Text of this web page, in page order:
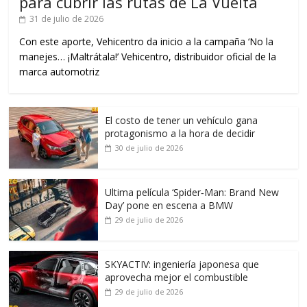
31 de julio de 2026
Con este aporte, Vehicentro da inicio a la campaña ‘No la
manejes… ¡Maltrátala!’ Vehicentro, distribuidor oficial de la
marca automotriz
El costo de tener un vehículo gana
protagonismo a la hora de decidir
30 de julio de 2026
Ultima película ‘Spider‑Man: Brand New
Day’ pone en escena a BMW
29 de julio de 2026
SKYACTIV: ingeniería japonesa que
aprovecha mejor el combustible
29 de julio de 2026